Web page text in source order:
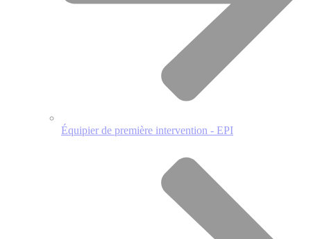
Équipier de première intervention - EPI